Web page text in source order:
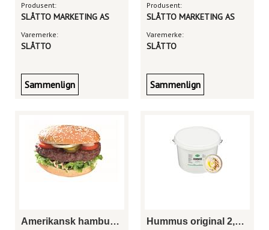
Produsent:
SLÅTTO MARKETING AS
Varemerke:
SLÅTTO
Sammenlign
Produsent:
SLÅTTO MARKETING AS
Varemerke:
SLÅTTO
Sammenlign
Amerikansk hamburger 100g Hummus original 2,5kg